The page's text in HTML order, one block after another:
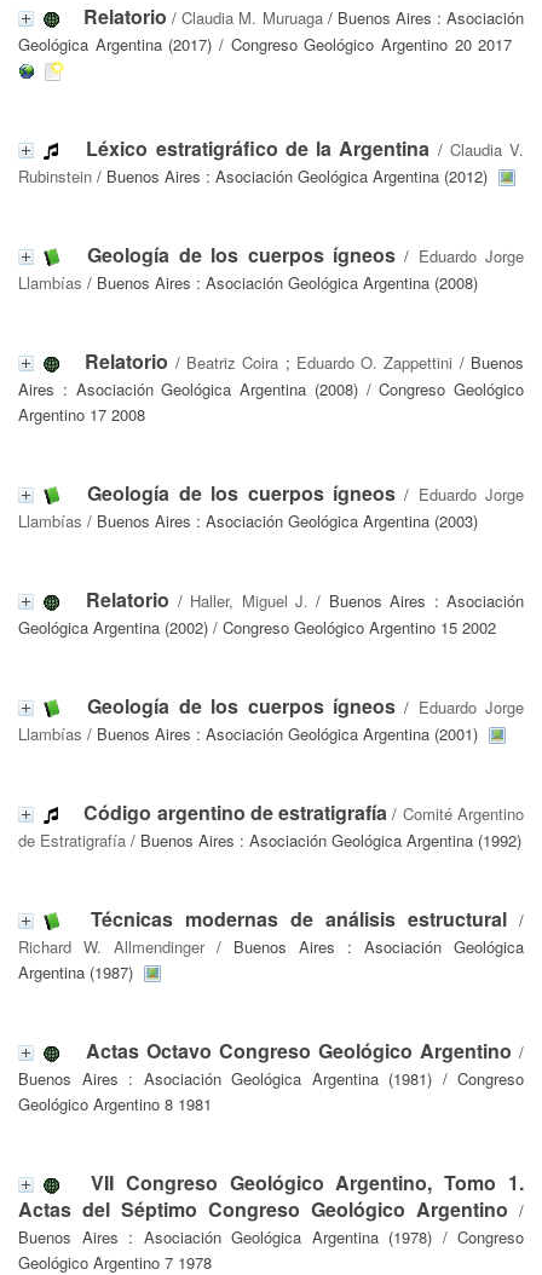
Relatorio /Claudia M. Muruaga/ Buenos Aires : Asociación
Geológica Argentina (2017) / Congreso Geológico Argentino 20 2017
Léxico estratigráfico de la Argentina / Claudia V.
Rubinstein / Buenos Aires : Asociación Geológica Argentina (2012)
Geología de los cuerpos ígneos/ Eduardo Jorge
Llambías / Buenos Aires : Asociación Geológica Argentina (2008)
Relatorio / Beatriz Coira ; Eduardo O. Zappettini / Buenos
Aires : Asociación Geológica Argentina (2008) / Congreso Geológico
Argentino 17 2008
Geología de los cuerpos ígneos/ Eduardo Jorge
Llambías / Buenos Aires : Asociación Geológica Argentina (2003)
Relatorio / Haller, Miguel J. / Buenos Aires : Asociación
Geológica Argentina (2002) / Congreso Geológico Argentino 15 2002
Geología de los cuerpos ígneos/ Eduardo Jorge
Llambías / Buenos Aires : Asociación Geológica Argentina (2001)
Código argentino de estratigrafía / Comité Argentino
de Estratigrafía / Buenos Aires : Asociación Geológica Argentina (1992)
Técnicas modernas de análisis estructural /
Richard W. Allmendinger/ Buenos Aires : Asociación Geológica
Argentina (1987)
Actas Octavo Congreso Geológico Argentino /
Buenos Aires : Asociación Geológica Argentina (1981) / Congreso
Geológico Argentino 8 1981
VII Congreso Geológico Argentino, Tomo 1.
Actas del Séptimo Congreso Geológico Argentino /
Buenos Aires : Asociación Geológica Argentina (1978) / Congreso
Geológico Argentino 7 1978